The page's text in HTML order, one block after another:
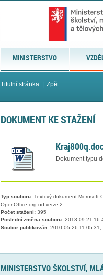
MINISTERSTVO
Titulní stránka| Zpět
DOKUMENT KE STAŽENÍ
Dokument typu
Typ souboru:Textový dokument Microsoft
OpenOffice.org od verze 2.
Počet stažení:395
Poslední změna souboru:2013-09-21
Soubor publikován:2010-05-26 11:05:31,
MINISTERSTVO ŠKOLSTVÍ,